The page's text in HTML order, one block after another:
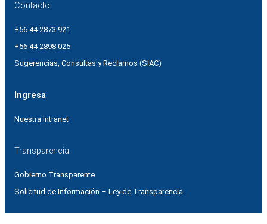
Contacto
+56 44 2873 921
+56 44 2898 025
Sugerencias, Consultas y Reclamos (SIAC)
Ingresa
Nuestra Intranet
Transparencia
Gobierno Transparente
Solicitud de Información – Ley de Transparencia